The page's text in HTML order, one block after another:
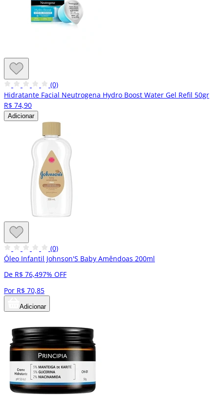
(0)
Hidratante Facial Neutrogena Hydro Boost Water Gel Refil 50gr
R$ 74,90
Adicionar
(0)
Óleo Infantil Johnson'S Baby Amêndoas 200ml
De R$ 76,497% OFF
Por R$ 70,85
Adicionar